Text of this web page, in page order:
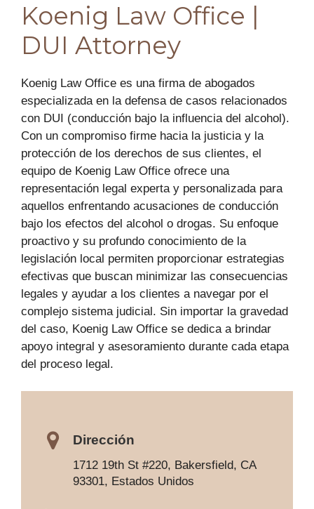
Koenig Law Office |
DUI Attorney
Koenig Law Office es una firma de abogados
especializada en la defensa de casos relacionados
con DUI (conducción bajo la influencia del alcohol).
Con un compromiso firme hacia la justicia y la
protección de los derechos de sus clientes, el
equipo de Koenig Law Office ofrece una
representación legal experta y personalizada para
aquellos enfrentando acusaciones de conducción
bajo los efectos del alcohol o drogas. Su enfoque
proactivo y su profundo conocimiento de la
legislación local permiten proporcionar estrategias
efectivas que buscan minimizar las consecuencias
legales y ayudar a los clientes a navegar por el
complejo sistema judicial. Sin importar la gravedad
del caso, Koenig Law Office se dedica a brindar
apoyo integral y asesoramiento durante cada etapa
del proceso legal.
Dirección
1712 19th St #220, Bakersfield, CA
93301, Estados Unidos